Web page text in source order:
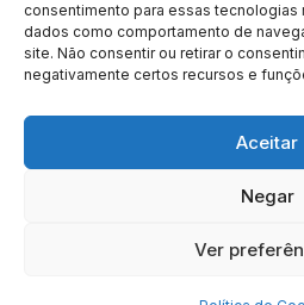
consentimento para essas tecnologias
dados como comportamento de
site. Não consentir ou retirar o
negativamente certos recursos e
Aceitar
Negar
Ver
SOBRE